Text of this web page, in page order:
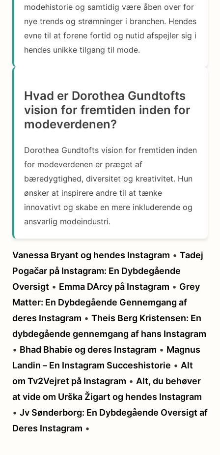
modehistorie og samtidig være åben over for
nye trends og strømninger i branchen. Hendes
evne til at forene fortid og nutid afspejler sig i
hendes unikke tilgang til mode.
Hvad er Dorothea Gundtofts
vision for fremtiden inden for
modeverdenen?
Dorothea Gundtofts vision for fremtiden inden
for modeverdenen er præget af
bæredygtighed, diversitet og kreativitet. Hun
ønsker at inspirere andre til at tænke
innovativt og skabe en mere inkluderende og
ansvarlig modeindustri.
Vanessa Bryant og hendes Instagram • Tadej
Pogačar på Instagram: En Dybdegående
Oversigt • Emma DArcy på Instagram • Grey
Matter: En Dybdegående Gennemgang af
deres Instagram • Theis Berg Kristensen: En
dybdegående gennemgang af hans Instagram
• Bhad Bhabie og deres Instagram • Magnus
Landin – En Instagram Succeshistorie • Alt
om Tv2Vejret på Instagram • Alt, du behøver
at vide om Urška Žigart og hendes Instagram
• Jv Sønderborg: En Dybdegående Oversigt af
Deres Instagram •